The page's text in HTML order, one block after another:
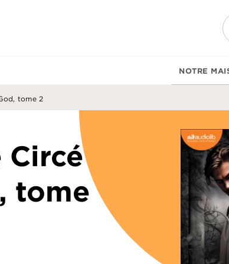
NOTRE
tome 2
Circé
tome